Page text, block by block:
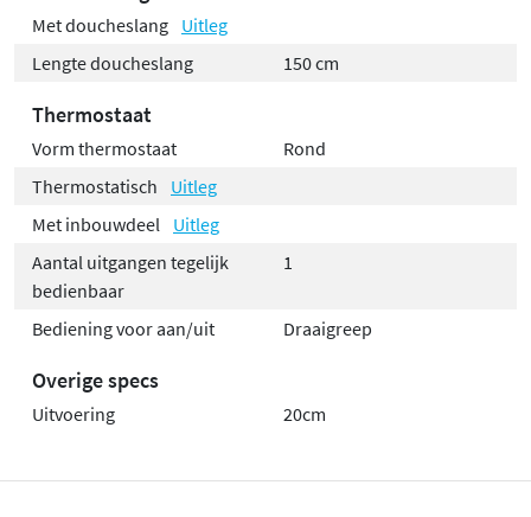
Met doucheslang Uitleg
Lengte doucheslang
150 cm
Thermostaat
Vorm thermostaat
Rond
Thermostatisch
Uitleg
Met inbouwdeel
Uitleg
Aantal uitgangen tegelijk
bedienbaar
1
Bediening voor aan/uit Draaigreep
Overige specs
Uitvoering 20cm